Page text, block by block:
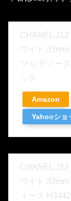
CHANEL J12
ワイト
ツ レディー
ック
Amazon
Yahooショ
CHANEL J12
ワイト
ィース H3442